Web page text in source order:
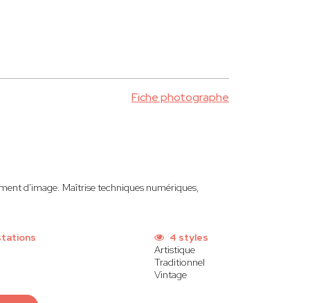
Fiche photographe
d'image. Maîtrise techniques numériques,
4 styles
Artistique
Traditionnel
Vintage